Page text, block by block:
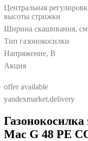
Центральная
высоты стрижки
Ширина скашивания, см
Тип газонокосилки
Напряжение, В
Акция
offer available
yandexmarket.delivery
Mac G 48 PE